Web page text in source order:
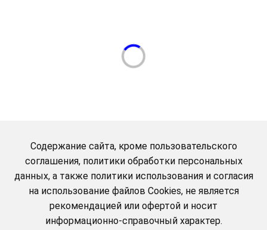
Содержание сайта, кроме пользовательского
соглашения, политики обработки персональных
данных, а также политики использования и согласия
на использование файлов Cookies, не является
рекомендацией или офертой и носит
информационно-справочный характер.